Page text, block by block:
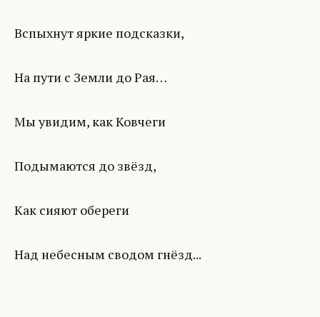
Вспыхнут яркие подсказки,
На пути с Земли до Рая…
Мы увидим, как Ковчеги
Подымаются до звёзд,
Как сияют обереги
Над небесным сводом гнёзд...